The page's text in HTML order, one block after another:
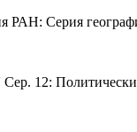
РАН: Серия
12: